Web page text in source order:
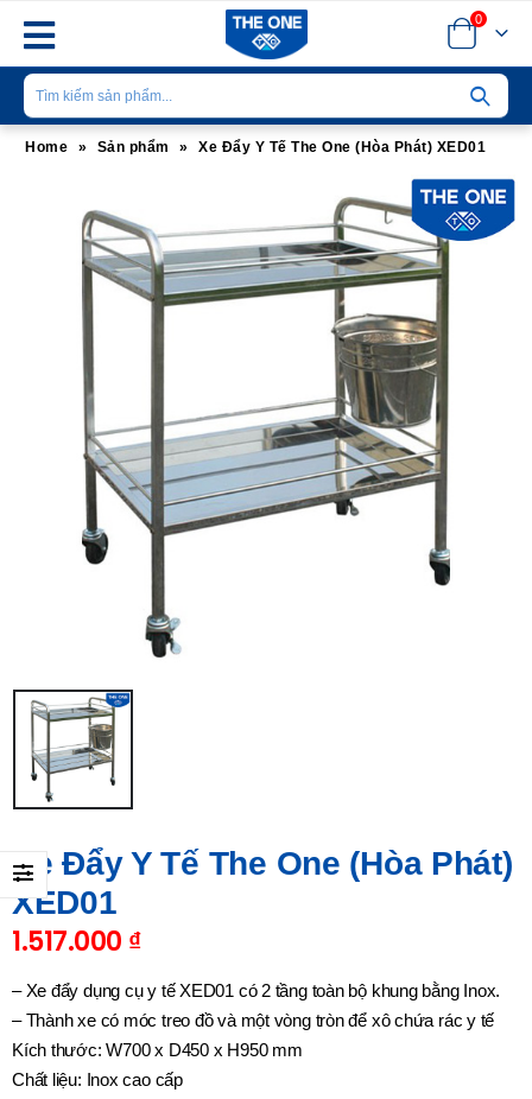
0
Home » Sản phẩm » Xe Đẩy Y Tế The One (Hòa Phát) XED01
Xe Đẩy Y Tế The One (Hòa Phát)
XED01
1.517.000 ₫
– Xe đẩy dụng cụ y tế XED01 có 2 tầng toàn bộ khung bằng Inox.
– Thành xe có móc treo đồ và một vòng tròn để xô chứa rác y tế
Kích thước: W700 x D450 x H950 mm
Chất liệu: Inox cao cấp